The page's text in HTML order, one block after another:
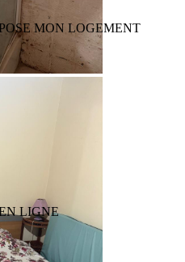
MON LOGEMENT
LIGNE